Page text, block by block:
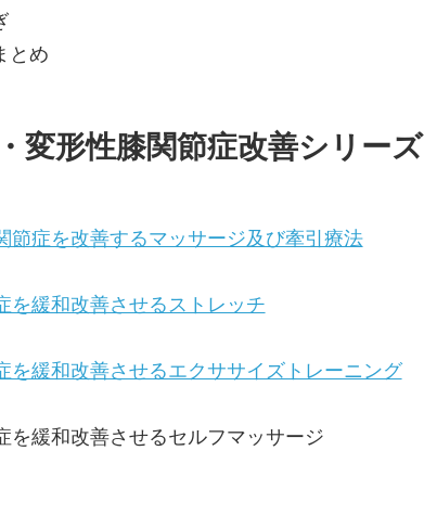
とめ
変形性膝関節症改善シリーズ
節症を改善するマッサージ及び牽引療法
を緩和改善させるストレッチ
を緩和改善させるエクササイズトレーニング
を緩和改善させるセルフマッサージ